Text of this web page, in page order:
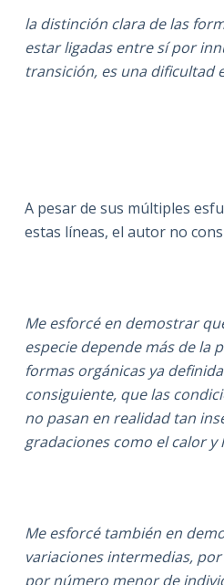
la distinción clara de las
estar ligadas entre sí por
transición, es una dificultad
A pesar de sus múltiples
estas líneas, el autor no
Me esforcé en demostrar
especie depende más de la
formas orgánicas ya
consiguiente, que las
no pasan en realidad tan
gradaciones como el calor y
Me esforcé también en
variaciones intermedias,
por número menor de